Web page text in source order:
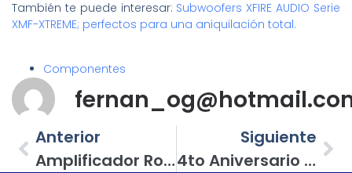
También te puede interesar: Subwoofers XFIRE AUDIO Serie
XMF-XTREME; perfectos para una aniquilación total.
Componentes
Anterior
Amplificador Rockford Fosgate R600-4D; Un Clase D Con Rendimiento Muy Equilibrado
Siguiente
4to Aniversario Team Ilegal Bass; Gran Ambiente Del Car Audio En La Sierra Gorda De Querétaro